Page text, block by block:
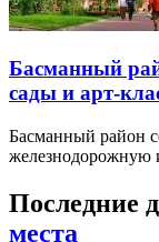
Басманный
сады и арт-
Басманный район
железнодорожную
Последние
места